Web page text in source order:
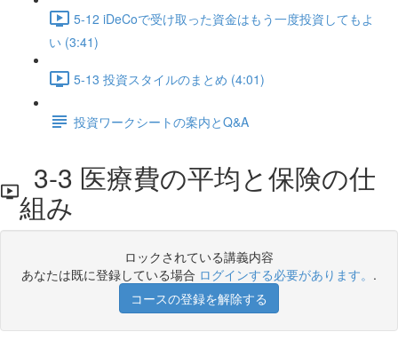
5-12 iDeCoで受け取った資金はもう一度投資してもよ
い (3:41)
5-13 投資スタイルのまとめ (4:01)
投資ワークシートの案内とQ&A
3-3 医療費の平均と保険の仕
組み
ロックされている講義内容
あなたは既に登録している場合 ログインする必要があります。 .
コースの登録を解除する